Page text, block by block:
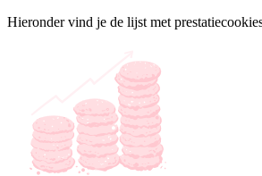
Hieronder vind je de lijst met